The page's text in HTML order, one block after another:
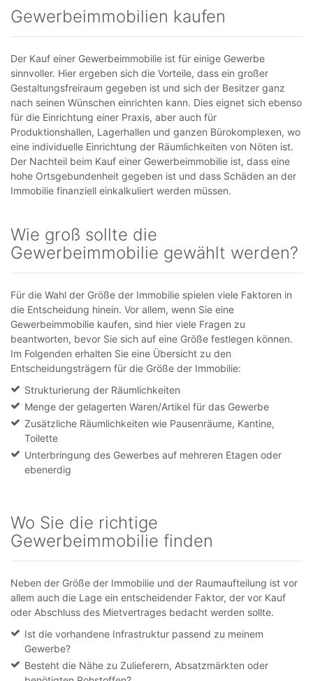
Gewerbeimmobilien kaufen
Der Kauf einer Gewerbeimmobilie ist für einige Gewerbe
sinnvoller. Hier ergeben sich die Vorteile, dass ein großer
Gestaltungsfreiraum gegeben ist und sich der Besitzer ganz
nach seinen Wünschen einrichten kann. Dies eignet sich ebenso
für die Einrichtung einer Praxis, aber auch für
Produktionshallen, Lagerhallen und ganzen Bürokomplexen, wo
eine individuelle Einrichtung der Räumlichkeiten von Nöten ist.
Der Nachteil beim Kauf einer Gewerbeimmobilie ist, dass eine
hohe Ortsgebundenheit gegeben ist und dass Schäden an der
Immobilie finanziell einkalkuliert werden müssen.
Wie groß sollte die
Gewerbeimmobilie gewählt werden?
Für die Wahl der Größe der Immobilie spielen viele Faktoren in
die Entscheidung hinein. Vor allem, wenn Sie eine
Gewerbeimmobilie kaufen, sind hier viele Fragen zu
beantworten, bevor Sie sich auf eine Größe festlegen können.
Im Folgenden erhalten Sie eine Übersicht zu den
Entscheidungsträgern für die Größe der Immobilie:
Strukturierung der Räumlichkeiten
Menge der gelagerten Waren/Artikel für das Gewerbe
Zusätzliche Räumlichkeiten wie Pausenräume, Kantine,
Toilette
Unterbringung des Gewerbes auf mehreren Etagen oder
ebenerdig
Wo Sie die richtige
Gewerbeimmobilie finden
Neben der Größe der Immobilie und der Raumaufteilung ist vor
allem auch die Lage ein entscheidender Faktor, der vor Kauf
oder Abschluss des Mietvertrages bedacht werden sollte.
Ist die vorhandene Infrastruktur passend zu meinem
Gewerbe?
Besteht die Nähe zu Zulieferern, Absatzmärkten oder